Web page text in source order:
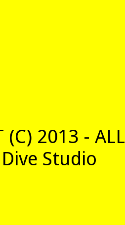
(C) 2013 -
Studio